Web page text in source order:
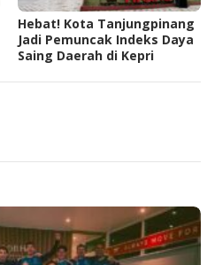
Hebat! Kota Tanjungpinang
Jadi Pemuncak Indeks Daya
Saing Daerah di Kepri